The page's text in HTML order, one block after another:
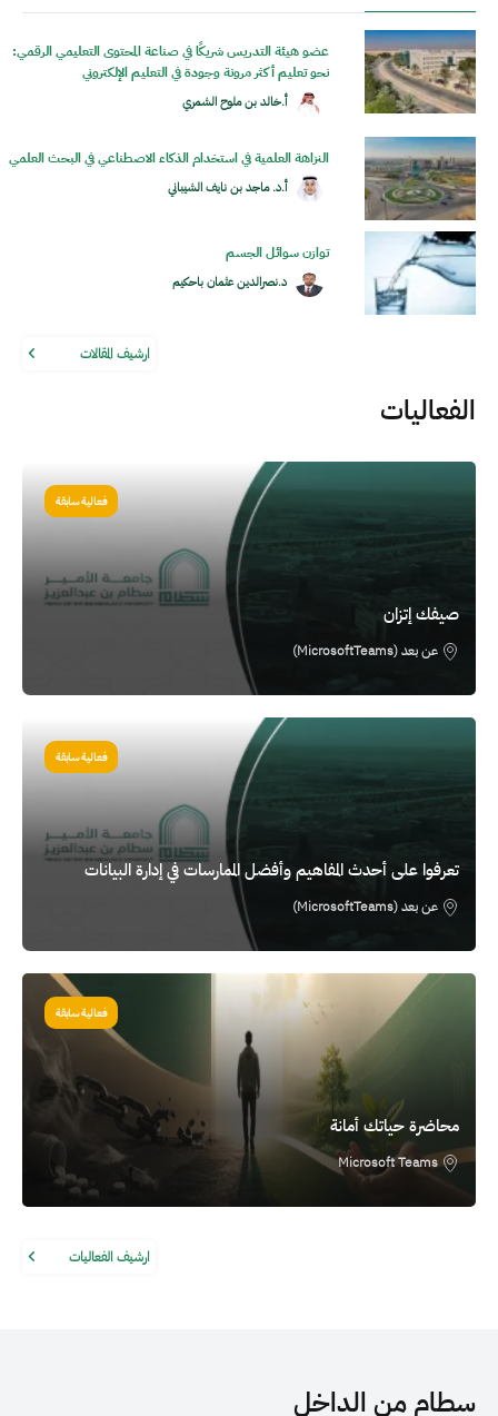
عضو هيئة التدريس شريكًا في صناعة المحتوى التعليمي الرقمي:
نحو تعليم أكثر مرونة وجودة في التعليم الإلكتروني
أ.خالد بن ملوح الشمري
النزاهة العلمية في استخدام الذكاء الاصطناعي في البحث العلمي
أ.د. ماجد بن نايف الشيباني
توازن سوائل الجسم
د.نصرالدين عثمان باحكيم
ارشيف المقالات
الفعاليات
الصورة
فعالية سابقة
صيفك إتزان
عن بعد (MicrosoftTeams)
الصورة
فعالية سابقة
تعرفوا على أحدث المفاهيم وأفضل الممارسات في إدارة البيانات
عن بعد (MicrosoftTeams)
الصورة
فعالية سابقة
محاضرة حياتك أمانة
Microsoft Teams
ارشيف الفعاليات
سطام من الداخل